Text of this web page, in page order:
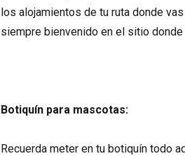
los alojamientos de tu ruta donde
siempre bienvenido en el sitio
Botiquín para mascotas:
Recuerda meter en tu botiquín todo